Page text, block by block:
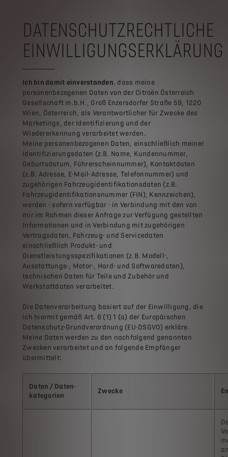
DATENSCHUTZRECHTLICHE
EINWILLIGUNGSERKLÄRUNG
Ich bin damit einverstanden, dass meine
personenbezogenen Daten von der Citroën Österreich
Gesellschaft m.b.H., Groß Enzersdorfer Straße 59, 1220
Wien, Österreich, als Verantwortlicher für Zwecke des
Marketings, der Identifizierung und der
Wiedererkennung verarbeitet werden.
Meine personenbezogenen Daten, einschließlich meiner
Identifizierungsdaten (z.B. Name, Kundennummer,
Geburtsdatum, Führerscheinnummer), Kontaktdaten
(z.B. Adresse, E-Mail-Adresse, Telefonnummer) und
zugehörigen Fahrzeugidentifikationsdaten (z.B.
Fahrzeugidentifikationsnummer (FIN), Kennzeichen),
werden - sofern verfügbar - in Verbindung mit den von
mir im Rahmen dieser Anfrage zur Verfügung gestellten
Informationen und in Verbindung mit zugehörigen
Vertragsdaten, Fahrzeug- und Servicedaten
einschließlich Produkt- und
Dienstleistungsspezifikationen (z.B. Modell-,
Ausstattungs-, Motor-, Hard- und Softwaredaten),
technischen Daten für Teile und Zubehör und
Werkstattdaten verarbeitet.
Die Datenverarbeitung basiert auf der Einwilligung, die
ich hiermit gemäß Art. 6 (1) 1 (a) der Europäischen
Datenschutz-Grundverordnung (EU-DSGVO) erkläre.
Meine Daten werden zu den nachfolgend genannten
Zwecken verarbeitet und an folgende Empfänger
übermittelt:
Daten / Daten-
kategorien
Zwecke